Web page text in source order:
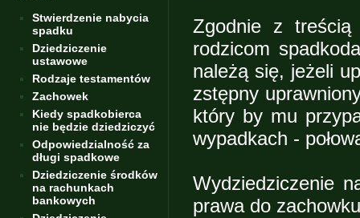
Stwierdzenie nabycia
spadku
Dziedziczenie
ustawowe
Rodzaje testamentów
Zachowek
Kiedy spadkobierca
nie będzie dziedziczyć
Odpowiedzialność za
długi spadkowe
Dziedziczenie środków
na rachunkach
bankowych
Zgodnie z
rodzicom
należą się, jeżeli
zstępny
który by mu
wypadkach -
Wydziedziczenie
prawa do